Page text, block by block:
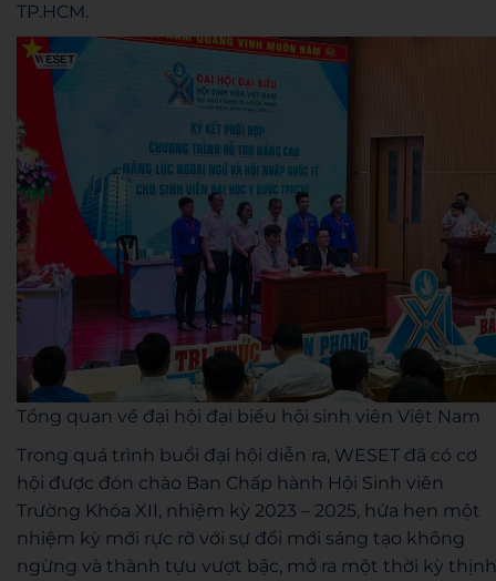
TP.HCM.
Tổng quan về đại hội đại biểu hội sinh viên Việt Nam
Trong quá trình buổi đại hội diễn ra, WESET đã có cơ
hội được đón chào Ban Chấp hành Hội Sinh viên
Trường Khóa XII, nhiệm kỳ 2023 – 2025, hứa hẹn một
nhiệm kỳ mới rực rỡ với sự đổi mới sáng tạo không
ngừng và thành tựu vượt bậc, mở ra một thời kỳ thịnh